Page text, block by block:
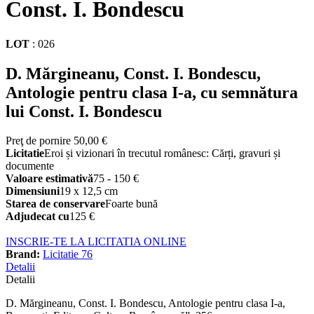
Const. I. Bondescu
LOT : 026
D. Mărgineanu, Const. I. Bondescu,
Antologie pentru clasa I-a, cu semnătura
lui Const. I. Bondescu
Preţ de pornire 50,00 €
LicitatieEroi și vizionari în trecutul românesc: Cărți, gravuri și
documente
Valoare estimativă75 - 150 €
Dimensiuni19 x 12,5 cm
Starea de conservareFoarte bună
Adjudecat cu125 €
INSCRIE-TE LA LICITATIA ONLINE
Brand: Licitatie 76
Detalii
Detalii
D. Mărgineanu, Const. I. Bondescu, Antologie pentru clasa I-a,